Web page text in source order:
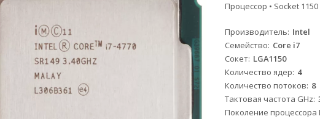
Процессор • Socket
Производитель Intel
Семейство Core i7
Сокет LGA1150
Количество ядер 4
Количество потоков 8
Тактовая частота GHz
Поколение процессора